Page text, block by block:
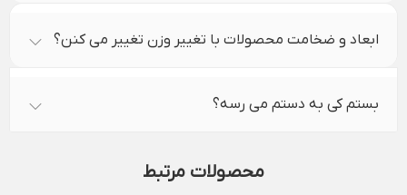
ابعاد و ضخامت محصولات با تغییر وزن تغییر می کنن؟
بستم کی به دستم می رسه؟
محصولات مرتبط